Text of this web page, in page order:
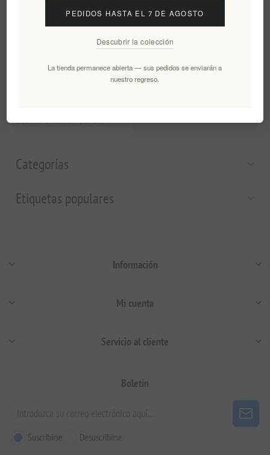
Categorías
Etiquetas populares
ELL1A – Agrielia de alto
contenido fenólico y cosecha
temprana | Lata de 3 l –
AOVE griego premium, mezcla
excepcional rica en
Información
Mi cuenta
Servicio al cliente
Boletín
Suscribirse Desuscribirse
PEDIDOS HASTA EL 7 DE AGOSTO
Descubrir la colección
La tienda permanece abierta — sus pedidos se enviarán a
nuestro regreso.